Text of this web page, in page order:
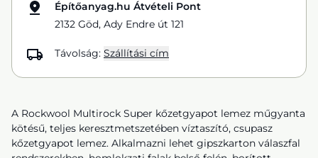
Építőanyag.hu Átvételi Pont
2132 Göd, Ady Endre út 121
Távolság: Szállítási cím
A Rockwool Multirock Super kőzetgyapot lemez műgyanta
kötésű, teljes keresztmetszetében víztaszító, csupasz
kőzetgyapot lemez. Alkalmazni lehet gipszkarton válaszfal